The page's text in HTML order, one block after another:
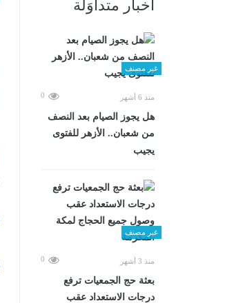
أخبار متداوَلة
غير مصنف
منذ 6 أشهر 0
هل يجوز الصيام بعد النصف
من شعبان.. الأزهر للفتوى
يجيب
غير مصنف
منذ 3 أشهر 0
بعثة حج الجمعيات ترفع
درجات الاستعداد عقب